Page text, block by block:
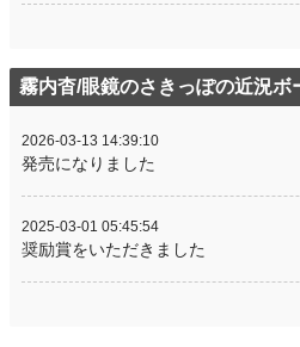
霧内杳/眼鏡のさきっぽの近況ボ
2026-03-13 14:39:10
発売になりました
2025-03-01 05:45:54
奨励賞をいただきました